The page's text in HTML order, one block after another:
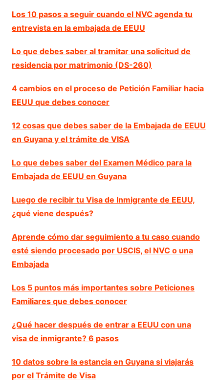
Los 10 pasos a seguir cuando el NVC agenda tu
entrevista en la embajada de EEUU
Lo que debes saber al tramitar una solicitud de
residencia por matrimonio (DS-260)
4 cambios en el proceso de Petición Familiar hacia
EEUU que debes conocer
12 cosas que debes saber de la Embajada de EEUU
en Guyana y el trámite de VISA
Lo que debes saber del Examen Médico para la
Embajada de EEUU en Guyana
Luego de recibir tu Visa de Inmigrante de EEUU,
¿qué viene después?
Aprende cómo dar seguimiento a tu caso cuando
esté siendo procesado por USCIS, el NVC o una
Embajada
Los 5 puntos más importantes sobre Peticiones
Familiares que debes conocer
¿Qué hacer después de entrar a EEUU con una
visa de inmigrante? 6 pasos
10 datos sobre la estancia en Guyana si viajarás
por el Trámite de Visa